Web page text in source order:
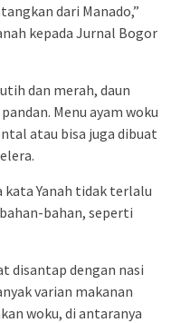
dari Manado,”
kepada Jurnal Bogor
dan merah, daun
Menu ayam woku
atau bisa juga dibuat
kata Yanah tidak terlalu
bahan, seperti
disantap dengan nasi
varian makanan
woku, di antaranya